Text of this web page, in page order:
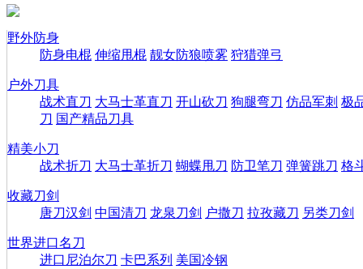
野外防身
防身电棍 伸缩甩棍 靓女防狼喷雾 狩猎弹弓
户外刀具
战术直刀 大马士革直刀 开山砍刀 狗腿弯刀 仿品军刺 极
刀 国产精品刀具
精美小刀
战术折刀 大马士革折刀 蝴蝶甩刀 防卫笔刀 弹簧跳刀 格
收藏刀剑
唐刀汉剑 中国清刀 龙泉刀剑 户撒刀 拉孜藏刀 另类刀剑
世界进口名刀
进口尼泊尔刀 卡巴系列 美国冷钢